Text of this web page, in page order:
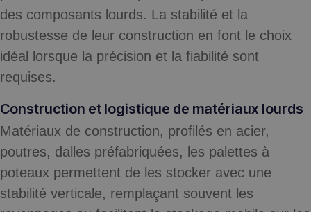
des composants lourds. La stabilité et la
robustesse de leur construction en font le choix
idéal lorsque la précision et la fiabilité sont
requises.
Construction et logistique de matériaux lourds
Matériaux de construction, profilés en acier,
poutres, dalles préfabriquées, les palettes à
poteaux permettent de les stocker avec une
stabilité verticale, remplaçant souvent les